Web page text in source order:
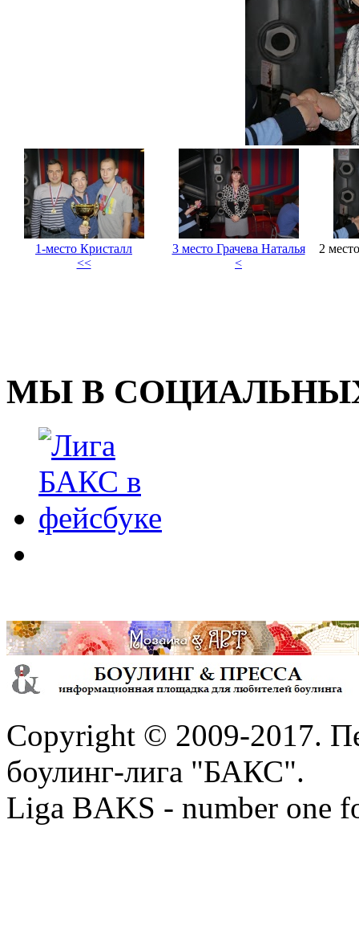
1-место Кристалл 3 место Грачева Наталья
2
<<
<
МЫ В
Copyright © 2009-2017.
боулинг-лига "БАКС".
Liga BAKS - number one